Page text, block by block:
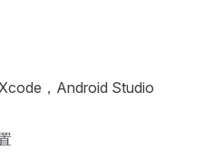
，Android Studio